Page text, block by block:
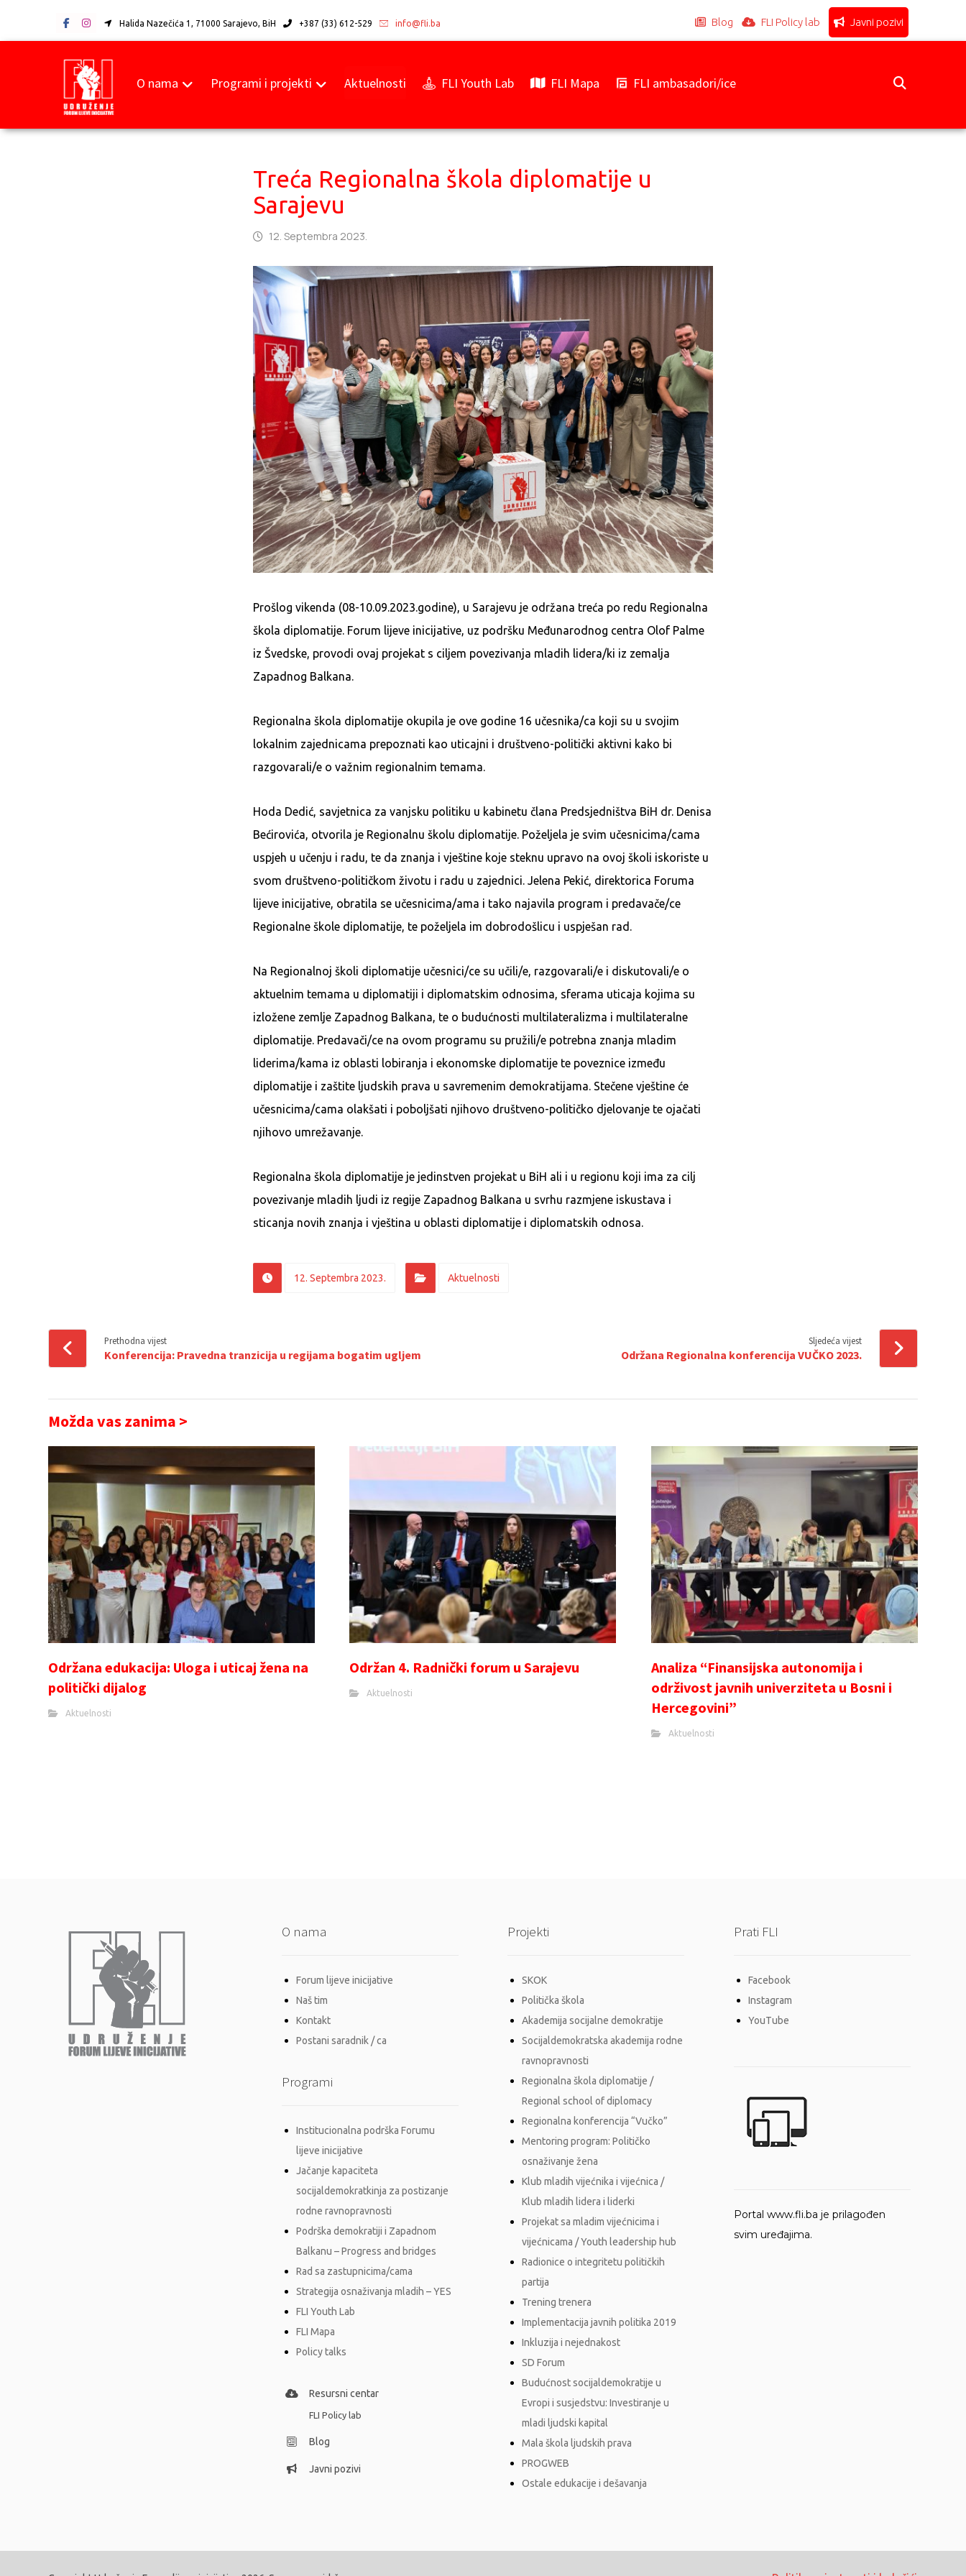
Halida Nazečića 1, 71000 Sarajevo, BiH +387 (33) 612-529 info@fli.ba Blog FLI Policy lab Javni pozivi
O nama Programi i projekti Aktuelnosti FLI Youth Lab FLI Mapa FLI ambasadori/ice
Treća Regionalna škola diplomatije u
Sarajevu
12. Septembra 2023.
Prošlog vikenda (08-10.09.2023.godine), u Sarajevu je održana treća po redu Regionalna
škola diplomatije. Forum lijeve inicijative, uz podršku Međunarodnog centra Olof Palme
iz Švedske, provodi ovaj projekat s ciljem povezivanja mladih lidera/ki iz zemalja
Zapadnog Balkana.
Regionalna škola diplomatije okupila je ove godine 16 učesnika/ca koji su u svojim
lokalnim zajednicama prepoznati kao uticajni i društveno-politički aktivni kako bi
razgovarali/e o važnim regionalnim temama.
Hoda Dedić, savjetnica za vanjsku politiku u kabinetu člana Predsjedništva BiH dr. Denisa
Bećirovića, otvorila je Regionalnu školu diplomatije. Poželjela je svim učesnicima/cama
uspjeh u učenju i radu, te da znanja i vještine koje steknu upravo na ovoj školi iskoriste u
svom društveno-političkom životu i radu u zajednici. Jelena Pekić, direktorica Foruma
lijeve inicijative, obratila se učesnicima/ama i tako najavila program i predavače/ce
Regionalne škole diplomatije, te poželjela im dobrodošlicu i uspješan rad.
Na Regionalnoj školi diplomatije učesnici/ce su učili/e, razgovarali/e i diskutovali/e o
aktuelnim temama u diplomatiji i diplomatskim odnosima, sferama uticaja kojima su
izložene zemlje Zapadnog Balkana, te o budućnosti multilateralizma i multilateralne
diplomatije. Predavači/ce na ovom programu su pružili/e potrebna znanja mladim
liderima/kama iz oblasti lobiranja i ekonomske diplomatije te poveznice između
diplomatije i zaštite ljudskih prava u savremenim demokratijama. Stečene vještine će
učesnicima/cama olakšati i poboljšati njihovo društveno-političko djelovanje te ojačati
njihovo umrežavanje.
Regionalna škola diplomatije je jedinstven projekat u BiH ali i u regionu koji ima za cilj
povezivanje mladih ljudi iz regije Zapadnog Balkana u svrhu razmjene iskustava i
sticanja novih znanja i vještina u oblasti diplomatije i diplomatskih odnosa.
12. Septembra 2023. Aktuelnosti
Prethodna vijest
Konferencija: Pravedna tranzicija u regijama bogatim ugljem
Sljedeća vijest
Održana Regionalna konferencija VUČKO 2023.
Možda vas zanima >
Održana edukacija: Uloga i uticaj žena na
politički dijalog
Aktuelnosti
Održan 4. Radnički forum u Sarajevu
Aktuelnosti
Analiza “Finansijska autonomija i
održivost javnih univerziteta u Bosni i
Hercegovini”
Aktuelnosti
O nama
Forum lijeve inicijative
Naš tim
Kontakt
Postani saradnik / ca
Programi
Institucionalna podrška Forumu
lijeve inicijative
Jačanje kapaciteta
socijaldemokratkinja za postizanje
rodne ravnopravnosti
Podrška demokratiji i Zapadnom
Balkanu – Progress and bridges
Rad sa zastupnicima/cama
Strategija osnaživanja mladih – YES
FLI Youth Lab
FLI Mapa
Policy talks
Resursni centar
FLI Policy lab
Blog
Javni pozivi
Projekti
SKOK
Politička škola
Akademija socijalne demokratije
Socijaldemokratska akademija rodne
ravnopravnosti
Regionalna škola diplomatije /
Regional school of diplomacy
Regionalna konferencija “Vučko”
Mentoring program: Političko
osnaživanje žena
Klub mladih vijećnika i vijećnica /
Klub mladih lidera i liderki
Projekat sa mladim vijećnicima i
vijećnicama / Youth leadership hub
Radionice o integritetu političkih
partija
Trening trenera
Implementacija javnih politika 2019
Inkluzija i nejednakost
SD Forum
Budućnost socijaldemokratije u
Evropi i susjedstvu: Investiranje u
mladi ljudski kapital
Mala škola ljudskih prava
PROGWEB
Ostale edukacije i dešavanja
Prati FLI
Facebook
Instagram
YouTube
Portal www.fli.ba je prilagođen
svim uređajima.